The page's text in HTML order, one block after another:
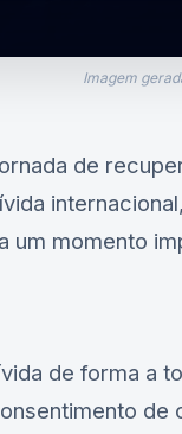
Imagem
de
um momento
de forma a
de